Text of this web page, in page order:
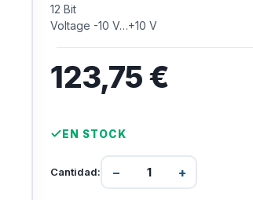
12 Bit
Voltage -10 V…+10 V
123,75€
EN STOCK
Cantidad: − +